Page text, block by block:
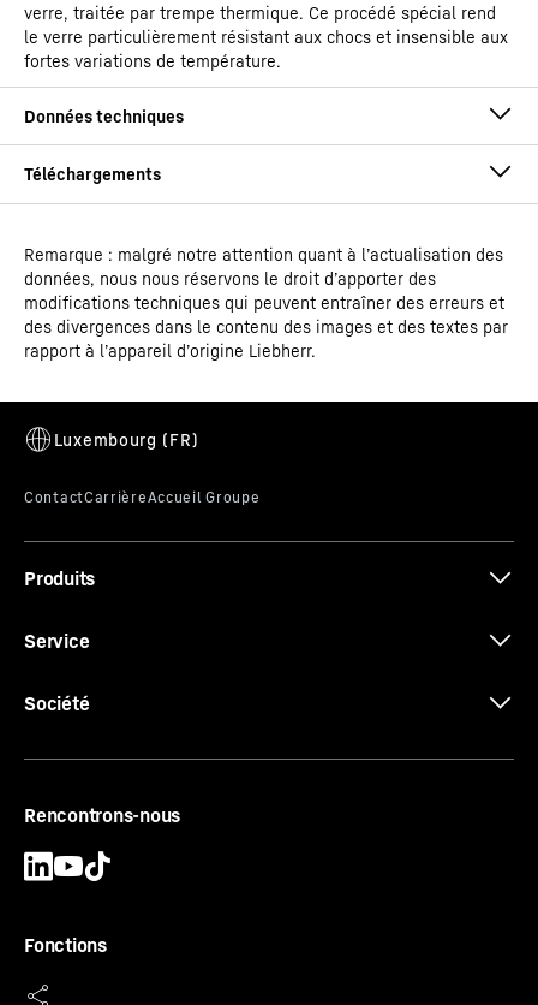
verre, traitée par trempe thermique. Ce procédé spécial rend
le verre particulièrement résistant aux chocs et insensible aux
fortes variations de température.
Groupe de produit - Canaux
de sortie
Congélateur pour crème
glacée
Code article - IDN
Notice de montage et d'installation
Mode d'emploi
Certificat CE
Remarque : malgré notre attention quant à l’actualisation des
données, nous nous réservons le droit d’apporter des
modifications techniques qui peuvent entraîner des erreurs et
des divergences dans le contenu des images et des textes par
rapport à l’appareil d’origine Liebherr.
Produits
Service
Société
Rencontrons-nous
Fonctions